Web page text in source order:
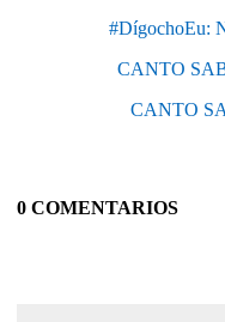
#DígochoEu:
CANTO
CANTO
0 COMENTARIOS